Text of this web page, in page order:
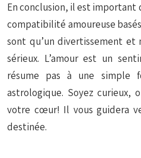
En conclusion, il est important
compatibilité amoureuse
sont qu’un divertissement
sérieux. L’amour est un
résume pas à une simple
astrologique. Soyez curieux,
votre cœur! Il vous guidera
destinée.